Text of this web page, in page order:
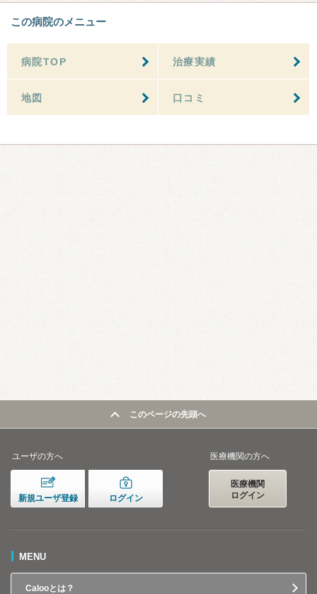
この病院のメニュー
病院TOP 治療実績
地図 口コミ
このページの先頭へ
ユーザの方へ
新規ユーザ登録 ログイン
医療機関の方へ
医療機関
ログイン
MENU
Calooとは？